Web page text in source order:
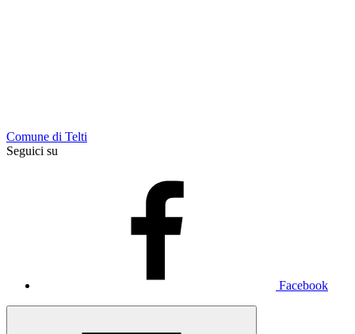
Comune di Telti
Seguici su
Facebook